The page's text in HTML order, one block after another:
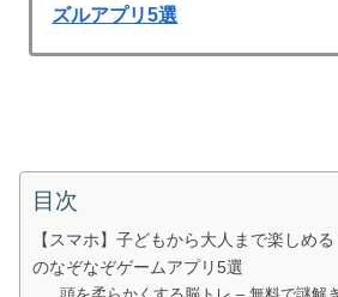
ズルアプリ5選
目次
【スマホ】子どもから大人まで楽しめ
のなぞなぞゲームアプリ5選